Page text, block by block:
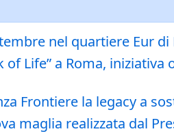
nel quartiere Eur
of Life” a Roma,
Frontiere la legacy a
maglia realizzata dal